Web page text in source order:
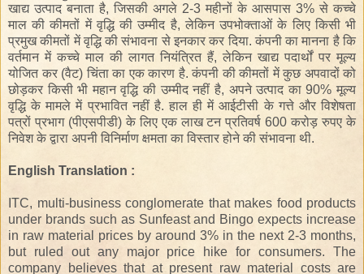
खाद्य उत्पाद बनाता है, जिसकी अगले 2-3 महीनों के आसपास 3% से कच्चे
माल की कीमतों में वृद्धि की उम्मीद है, लेकिन उपभोक्ताओं के लिए किसी भी
प्रमुख कीमतों में वृद्धि की संभावना से इनकार कर दिया. कंपनी का मानना ​​है कि
वर्तमान में कच्चे माल की लागत नियंत्रित हैं, लेकिन खाद्य पदार्थों पर मूल्य
योजित कर (वैट) चिंता का एक कारण है. कंपनी की कीमतों में कुछ अपवादों को
छोड़कर किसी भी महान वृद्धि की उम्मीद नहीं है, अपने उत्पाद का 90% मूल्य
वृद्धि के मामले में प्रभावित नहीं है. हाल ही में आईटीसी के गत्ते और विशेषता
पत्रों प्रभाग (पीएसपीडी) के लिए एक लाख टन प्रतिवर्ष 600 करोड़ रुपए के
निवेश के द्वारा अपनी विनिर्माण क्षमता का विस्तार होने की संभावना थी.
English Translation :
ITC, multi-business conglomerate that makes food products
under brands such as Sunfeast and Bingo expects increase
in raw material prices by around 3% in the next 2-3 months,
but ruled out any major price hike for consumers. The
company believes that at present raw material costs are